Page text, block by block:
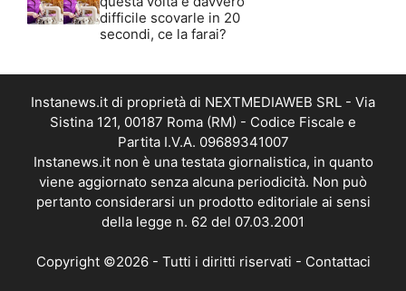
difficile scovarle in 20
secondi, ce la farai?
Instanews.it di proprietà di NEXTMEDIAWEB SRL - Via
Sistina 121, 00187 Roma (RM) - Codice Fiscale e
Partita I.V.A. 09689341007
Instanews.it non è una testata giornalistica, in quanto
viene aggiornato senza alcuna periodicità. Non può
pertanto considerarsi un prodotto editoriale ai sensi
della legge n. 62 del 07.03.2001
Copyright ©2026 - Tutti i diritti riservati - Contattaci